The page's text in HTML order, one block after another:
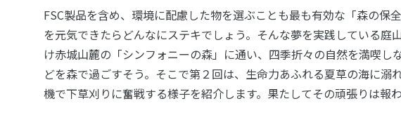
FSC製品を含め、環境に配慮した物を選ぶことも最も有効な「森の保
を元気できたらどんなにステキでしょう。そんな夢を実践している庭
け赤城山麓の「シンフォニーの森」に通い、四季折々の自然を満喫し
どを森で過ごすそう。そこで第２回は、生命力あふれる夏草の海に溺
機で下草刈りに奮戦する様子を紹介します。果たしてその頑張りは報